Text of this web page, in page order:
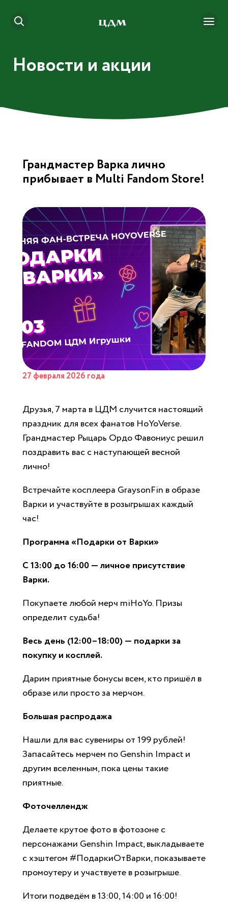
Новости и акции
Грандмастер Варка лично
прибывает в Multi Fandom Store!
27 февраля 2026 года
Друзья, 7 марта в ЦДМ случится настоящий
праздник для всех фанатов HoYoVerse.
Грандмастер Рыцарь Ордо Фавониус решил
поздравить вас с наступающей весной
лично!
Встречайте косплеера GraysonFin в образе
Варки и участвуйте в розыгрышах каждый
час!
Программа «Подарки от Варки»
С 13:00 до 16:00 — личное присутствие
Варки.
Покупаете любой мерч miHoYo. Призы
определит судьба!
Весь день (12:00–18:00) — подарки за
покупку и косплей.
Дарим приятные бонусы всем, кто пришёл в
образе или просто за мерчом.
Большая распродажа
Нашли для вас сувениры от 199 рублей!
Запасайтесь мерчем по Genshin Impact и
другим вселенным, пока цены такие
приятные.
Фоточеллендж
Делаете крутое фото в фотозоне с
персонажами Genshin Impact, выкладываете
с хэштегом #ПодаркиОтВарки, показываете
промоутеру и участвуете в розыгрыше.
Итоги подведём в 13:00, 14:00 и 16:00!